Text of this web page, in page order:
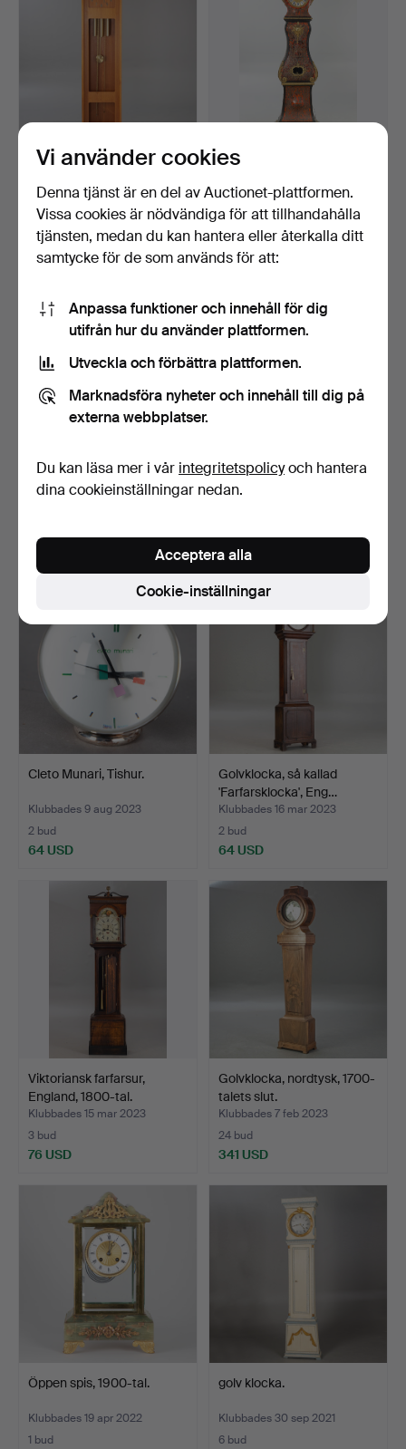
Westminster Klockor,
farfarsklocka, teak, …
Klubbades 3 okt 2024
4 bud
116 USD
Longcase klocka med
boule sköldpaddsmarque…
Klubbades 10 jun 2024
27 bud
4 391 USD
Biedermeier golvklocka.
419 USD
Golvstående
klocka/longbox-klocka i
84 USD
Cleto Munari, Tishur.
Klubbades 9 aug 2023
2 bud
64 USD
Golvklocka, så kallad
'Farfarsklocka', Eng…
Klubbades 16 mar 2023
2 bud
64 USD
Viktoriansk farfarsur,
England, 1800-tal.
Klubbades 15 mar 2023
3 bud
76 USD
Golvklocka, nordtysk, 1700-
talets slut.
Klubbades 7 feb 2023
24 bud
341 USD
Öppen spis, 1900-tal.
Klubbades 19 apr 2022
1 bud
golv klocka.
Klubbades 30 sep 2021
6 bud
Vi använder cookies
Denna tjänst är en del av Auctionet-plattformen.
Vissa cookies är nödvändiga för att tillhandahålla
tjänsten, medan du kan hantera eller återkalla ditt
samtycke för de som används för att:
Anpassa funktioner och innehåll för dig
utifrån hur du använder plattformen.
Utveckla och förbättra plattformen.
Marknadsföra nyheter och innehåll till dig på
externa webbplatser.
Du kan läsa mer i vår integritetspolicyoch hantera
dina cookieinställningar nedan.
Cookie-inställningar
Acceptera alla